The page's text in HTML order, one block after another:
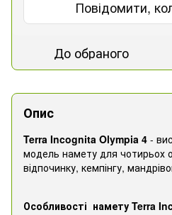
Повідомити,
До обраного
Опис
Terra Incognita Olympia 4 -
модель намету для чотирьох
відпочинку, кемпінгу,
Особливості намету Terra